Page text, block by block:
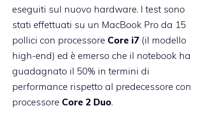
eseguiti sul nuovo hardware. I test sono
stati effettuati su un MacBook Pro da 15
pollici con processore Core i7 (il modello
high-end) ed è emerso che il notebook ha
guadagnato il 50% in termini di
performance rispetto al predecessore con
processore Core 2 Duo.